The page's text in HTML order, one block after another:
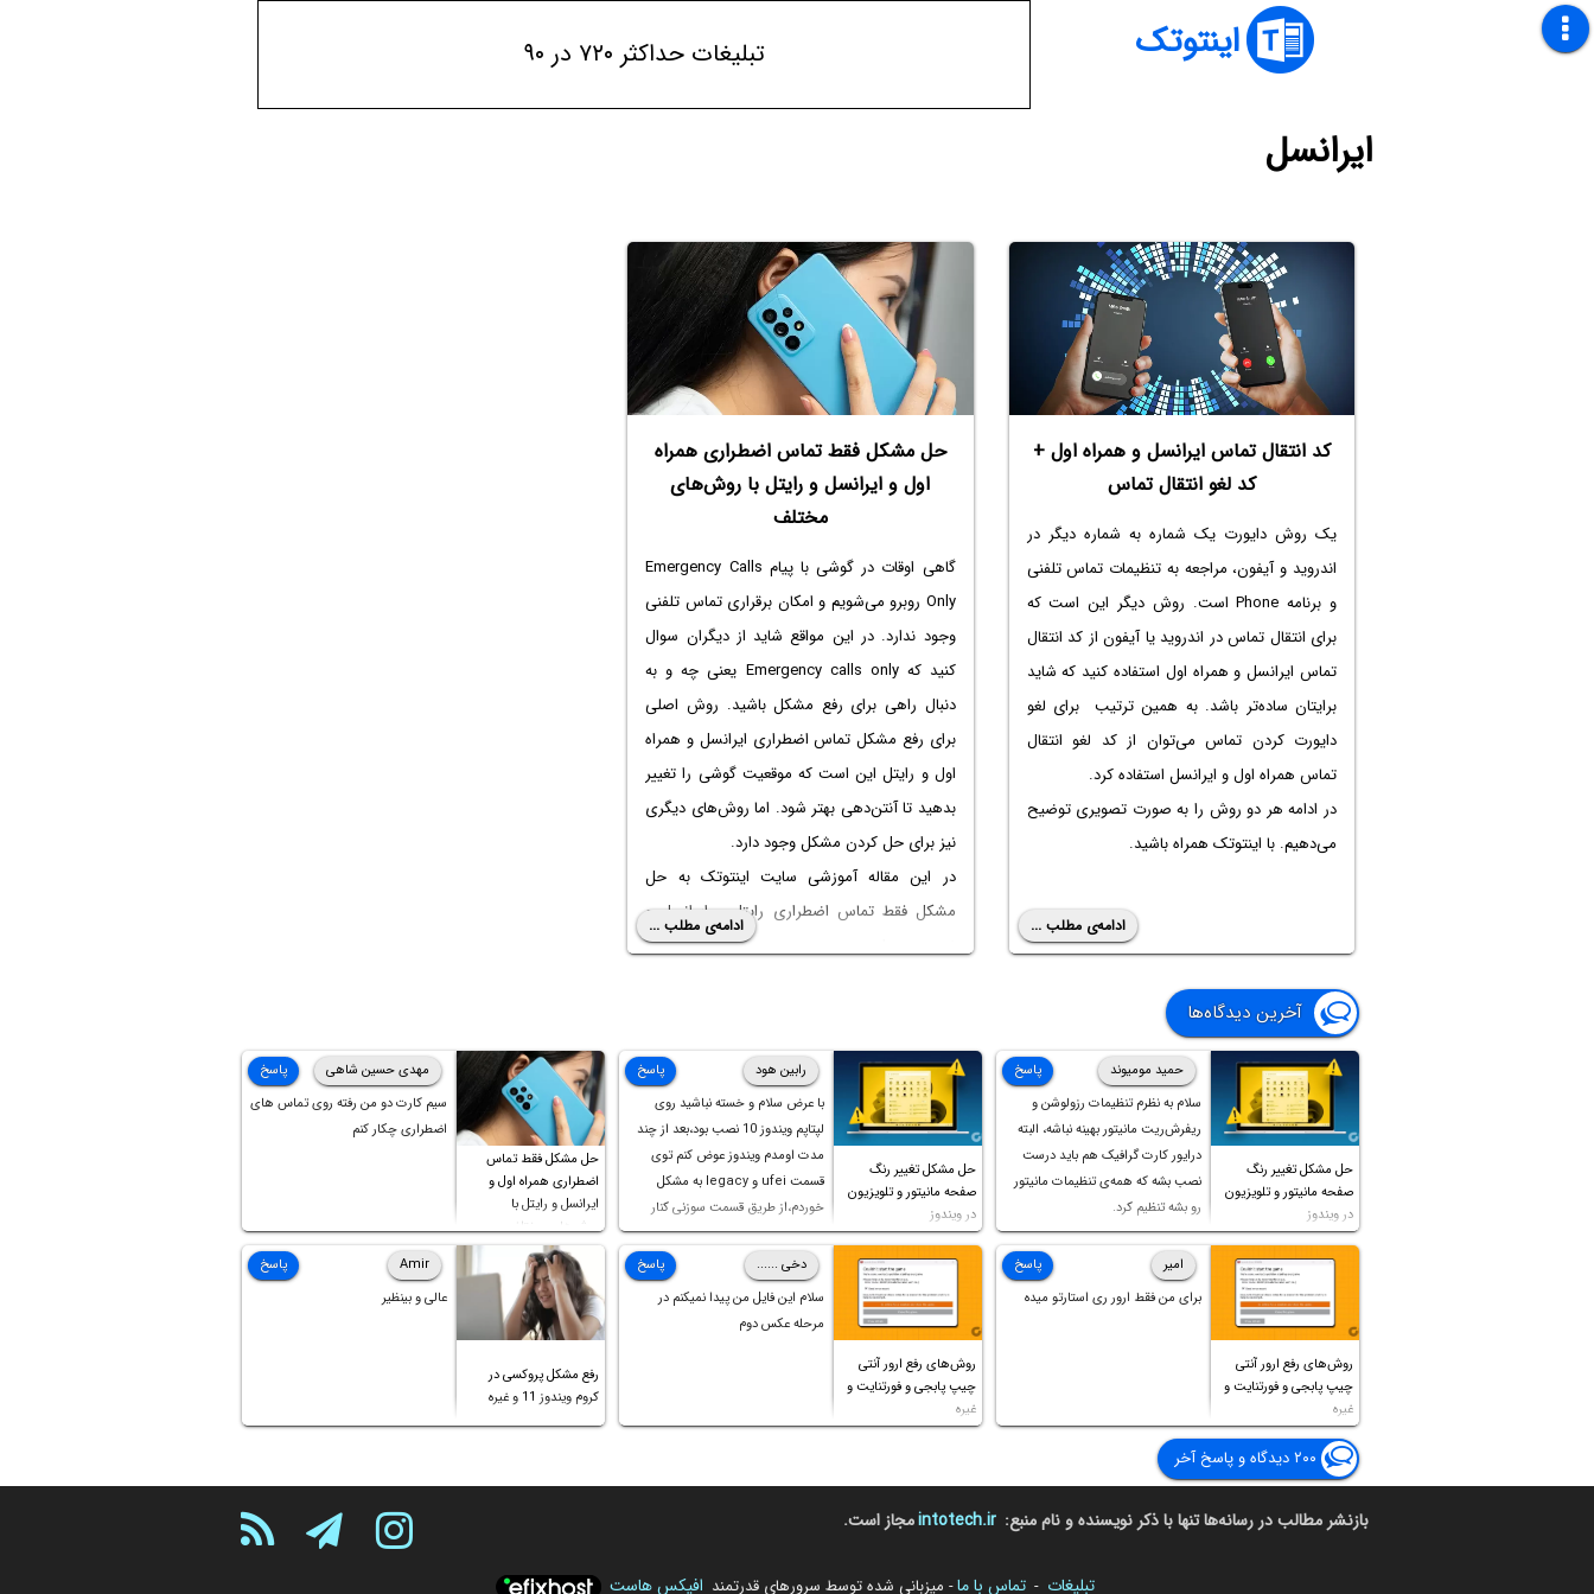
اینتوتک تبلیغات حداکثر ۷۲۰ در ۹۰
ایرانسل
کد انتقال تماس ایرانسل و همراه اول +
کد لغو انتقال تماس
یک روشدایورت یک شماره به شماره دیگر در
اندروید و آیفون، مراجعه به تنظیمات تماس تلفنی
و برنامه Phone است. روش دیگر این است که
برای انتقال تماس در اندروید یا آیفون از کد انتقال
تماس ایرانسل و همراه اول استفاده کنید که شاید
برایتان ساده‌تر باشد. به همین ترتیب برای لغو
دایورت کردن تماس می‌توان ازکد لغو انتقال
تماس همراه اولو ایرانسل استفاده کرد.
در ادامه هر دو روش را به صورت تصویری توضیح
می‌دهیم. با اینتوتک همراه باشید.
ادامه‌ی مطلب ...
حل مشکل فقط تماس اضطراری همراه
اول و ایرانسل و رایتل با روش‌های
مختلف
گاهی اوقات در گوشی با پیام Emergency Calls
Only روبرو می‌شویم و امکان برقراری تماس تلفنی
وجود ندارد. در این مواقع شاید از دیگران سوال
کنید کهEmergency calls only یعنی چه
و به
دنبال راهی برای رفع مشکل باشید. روش اصلی
برای رفع مشکل تماس اضطراری ایرانسل و همراه
اول و رایتل این است که موقعیت گوشی را تغییر
بدهید تا آنتن‌دهی بهتر شود. اما روش‌های دیگری
نیز برای حل کردن مشکل وجود دارد.
در این مقاله آموزشی سایت اینتوتک به حل
مشکل فقط تماس اضطراری رایتلو ایرانسل و
ادامه‌ی مطلب ...
آخرین دیدگاه‌ها
حل مشکل تغییر رنگ
صفحه مانیتور و تلویزیون
در ویندوز
حمید مومیوند
سلام به نظرم تنظیمات رزولوشن و
ریفرش‌ریت مانیتور بهینه نباشه، البته
درایور کارت گرافیک هم باید درست
نصب بشه که همه‌ی تنظیمات مانیتور
رو بشه تنظیم کرد.
پاسخ
حل مشکل تغییر رنگ
صفحه مانیتور و تلویزیون
در ویندوز
رابین هود
با عرض سلام و خسته نباشید روی
لپتاپم ویندوز 10 نصب بود،بعد از چند
مدت اومدم ویندوز عوض کنم توی
قسمت ufei و legacy به مشکل
خوردم،از طریق قسمت سوزنی کنار
پورت هندزفری ،بوت رو ریست کردم و
خوشبختانه ویندوز جدید رو نصب
کردم،اما متاسفانه بانصب تمامی
درایورهای لپتاپ،بازهم نور و رنگ
صفحه چه موقع کار چه موقع پخش
پاسخ
حل مشکل فقط تماس
اضطراری همراه اول و
ایرانسل و رایتل با
روش‌های مختلف
مهدی حسین شاهی
سیم کارت دو من رفته روی تماس های
اضطراری چکار کنم
پاسخ
روش‌های رفع ارور آنتی
چیپ پابجی و فورتنایت و
غیره
امیر
برای من فقط ارور ری استارتو میده
پاسخ
روش‌های رفع ارور آنتی
چیپ پابجی و فورتنایت و
غیره
دخی ......
سلام این فایل من پیدا نمیکنم در
مرحله عکس دوم
پاسخ
رفع مشکل پروکسی در
کروم ویندوز 11 و غیره
Amir
عالی و بینظیر
پاسخ
۲۰۰ دیدگاه و پاسخ آخر
بازنشر مطالب در رسانه‌ها تنها با ذکر نویسنده و نام منبع: intotech.irمجاز است.
تبلیغات - تماس با ما- میزبانی شده توسط سرورهای قدرتمند افیکس هاست